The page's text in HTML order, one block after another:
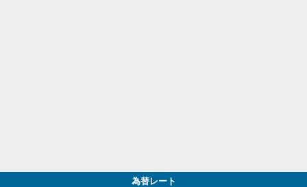
為替レート